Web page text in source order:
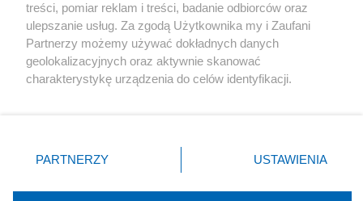
X Facebook Instagram Youtube
treści, pomiar reklam i treści, badanie odbiorców oraz
ulepszanie usług. Za zgodą Użytkownika my i Zaufani
Partnerzy możemy używać dokładnych danych
geolokalizacyjnych oraz aktywnie skanować
charakterystykę urządzenia do celów identyfikacji.
zmienić/wycofać klikając przycisk ustawień prywatności
znajdujący się w lewym dolnym rogu strony
rodzaje przetwarzania danych nie wymagają zgody
PARTNERZY USTAWIENIA